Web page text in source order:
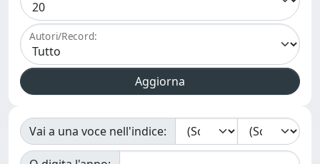
Autori/Record:
Vai a una voce nell'indice: